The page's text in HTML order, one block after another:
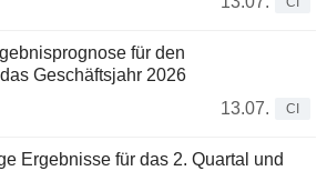
für den
Geschäftsjahr 2026
13.07.
CI
Ergebnisse für das 2. Quartal und